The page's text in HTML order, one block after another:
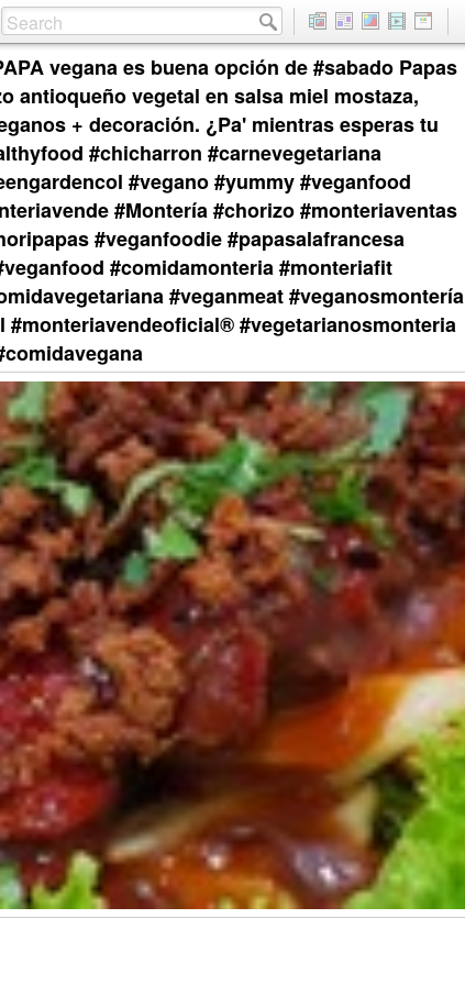
vegana es buena opción de #sabado Papas
antioqueño vegetal en salsa miel mostaza,
+ decoración. ¿Pa' mientras esperas tu
#chicharron #carnevegetariana
#vegano #yummy #veganfood
#Montería #chorizo #monteriaventas
#veganfoodie #papasalafrancesa
#comidamonteria #monteriafit
#veganmeat #veganosmontería
#monteriavendeoficial®️ #vegetarianosmonteria